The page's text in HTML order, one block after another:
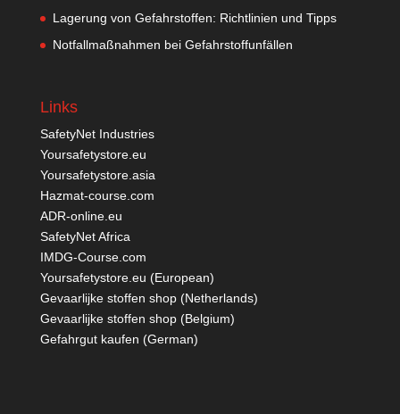
Lagerung von Gefahrstoffen: Richtlinien und Tipps
Notfallmaßnahmen bei Gefahrstoffunfällen
Links
SafetyNet Industries
Yoursafetystore.eu
Yoursafetystore.asia
Hazmat-course.com
ADR-online.eu
SafetyNet Africa
IMDG-Course.com
Yoursafetystore.eu (European)
Gevaarlijke stoffen shop (Netherlands)
Gevaarlijke stoffen shop (Belgium)
Gefahrgut kaufen (German)